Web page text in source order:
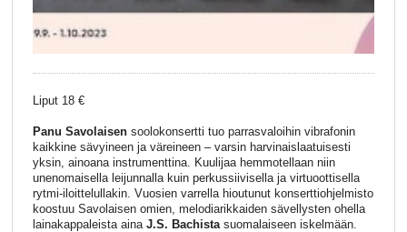
Liput 18 €
Panu Savolaisensoolokonsertti tuo parrasvaloihin vibrafonin
kaikkine sävyineen ja väreineen – varsin harvinaislaatuisesti
yksin, ainoana instrumenttina. Kuulijaa hemmotellaan niin
unenomaisella leijunnalla kuin perkussiivisella ja virtuoottisella
rytmi-iloittelullakin. Vuosien varrella hioutunut konserttiohjelmisto
koostuu Savolaisen omien, melodiarikkaiden sävellysten ohella
lainakappaleista ainaJ.S. Bachistasuomalaiseen iskelmään.